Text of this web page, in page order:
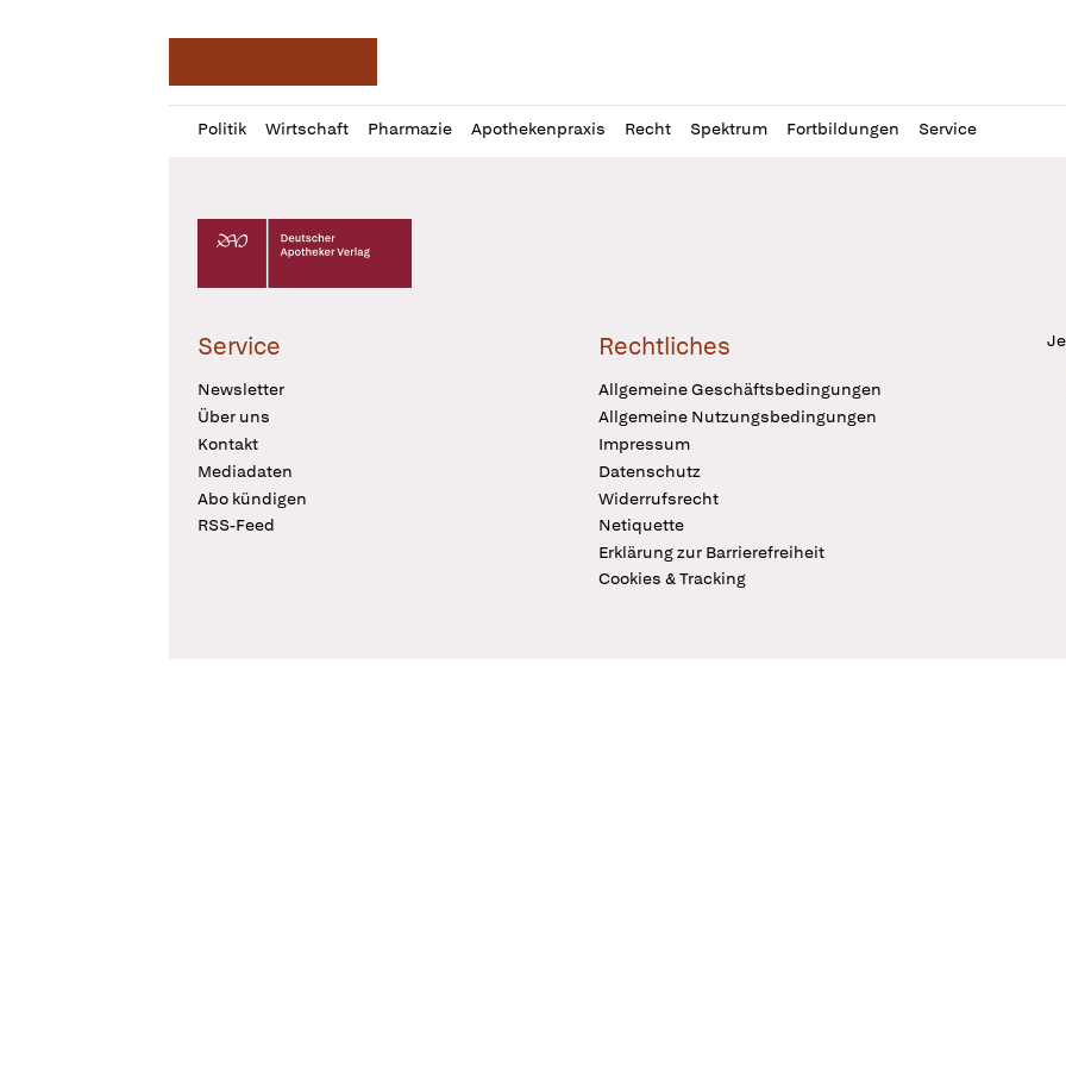
Politik Wirtschaft Pharmazie Apothekenpraxis Recht Spektrum Fortbildungen Service
Profil
öffnen
Daz
Pur
Deutscher Apotheker Verlag Logo
Service
Newsletter
Über uns
Kontakt
Mediadaten
Abo kündigen
RSS-Feed
Rechtliches
Allgemeine Geschäftsbedingungen
Allgemeine Nutzungsbedingungen
Impressum
Datenschutz
Widerrufsrecht
Netiquette
Erklärung zur Barrierefreiheit
Cookies & Tracking